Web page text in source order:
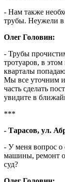
- Нам также
трубы. Неужели в
Олег Головин:
- Трубы
тротуаров, в
кварталы
Мы все уточним
часть сделать
увидите в
***
- Тарасов, ул.
- У меня вопрос о
машины, ремонт
суд?